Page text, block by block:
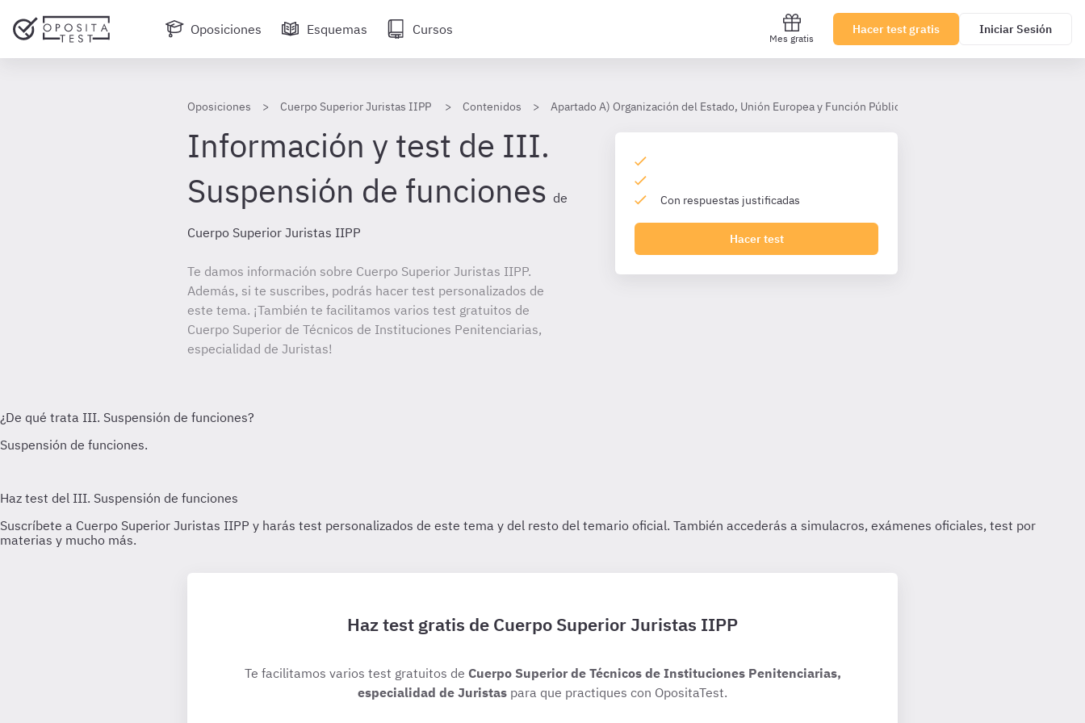
Oposiciones Esquemas Cursos
Mes gratis
Hacer test gratis Iniciar Sesión
Oposiciones Cuerpo Superior Juristas IIPP Contenidos Apartado A) Organización del Estado, Unión Europea y Función Pública
Información y test de III.
Suspensión de funciones de
Cuerpo Superior Juristas IIPP
Te damos información sobre Cuerpo Superior Juristas IIPP.
Además, si te suscribes, podrás hacer test personalizados de
este tema. ¡También te facilitamos varios test gratuitos de
Cuerpo Superior de Técnicos de Instituciones Penitenciarias,
especialidad de Juristas!
Con respuestas justificadas
Hacer test
Haz test gratis de Cuerpo Superior Juristas IIPP
Te facilitamos varios test gratuitos de Cuerpo Superior de Técnicos de Instituciones Penitenciarias,
especialidad de Juristas para que practiques con OpositaTest.